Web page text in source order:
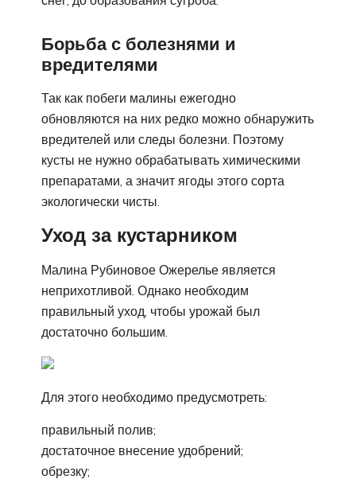
Борьба с болезнями и
вредителями
Так как побеги малины ежегодно
обновляются на них редко можно обнаружить
вредителей или следы болезни. Поэтому
кусты не нужно обрабатывать химическими
препаратами, а значит ягоды этого сорта
экологически чисты.
Уход за кустарником
Малина Рубиновое Ожерелье является
неприхотливой. Однако необходим
правильный уход, чтобы урожай был
достаточно большим.
Для этого необходимо предусмотреть:
правильный полив;
достаточное внесение удобрений;
обрезку;